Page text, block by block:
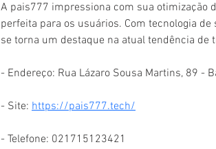
A pais777 impressiona com sua otimização
perfeita para os usuários. Com tecnologia
se torna um destaque na atual tendência de
- Endereço: Rua Lázaro Sousa Martins, 89 -
- Site: https://pais777.tech/
- Telefone: 021715123421